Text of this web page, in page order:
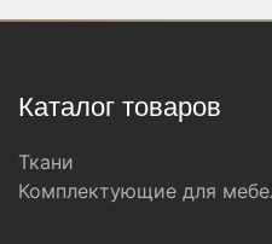
Каталог товаров
Ткани
Комплектующие для